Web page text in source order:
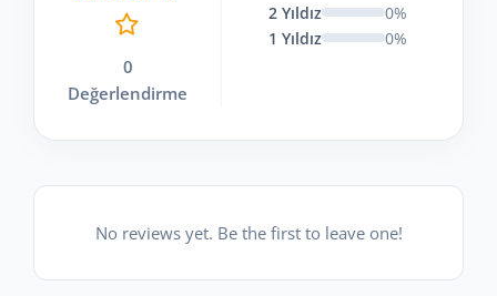
0
Değerlendirme
2 Yıldız
0%
1 Yıldız
0%
No reviews yet. Be the first to leave one!